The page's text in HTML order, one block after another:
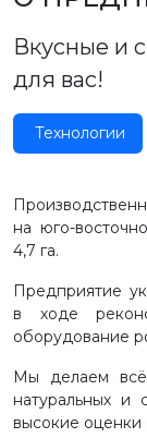
Вкусные и
для вас!
Технологии
на юго-
4,7 га.
Предприятие
в ходе
оборудование
Мы делаем
натуральных и
высокие оценки